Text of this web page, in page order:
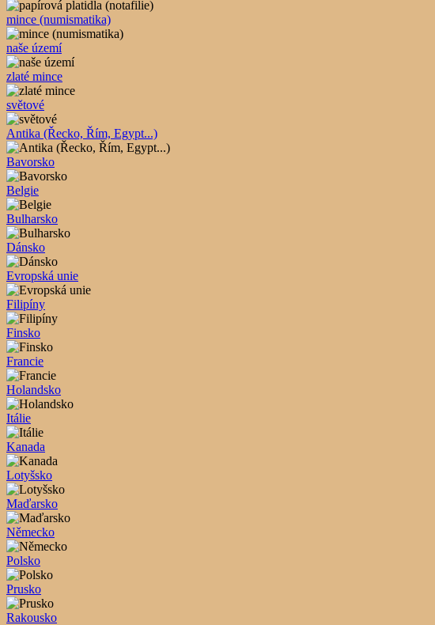
mince (numismatika)
naše území
zlaté mince
světové
Antika (Řecko, Řím, Egypt...)
Bavorsko
Belgie
Bulharsko
Dánsko
Evropská unie
Filipíny
Finsko
Francie
Holandsko
Itálie
Kanada
Lotyšsko
Maďarsko
Německo
Polsko
Prusko
Rakousko